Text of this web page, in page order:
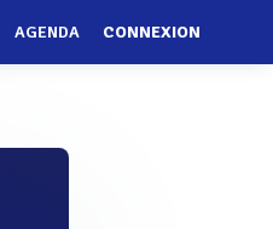
AGENDA CONNEXION